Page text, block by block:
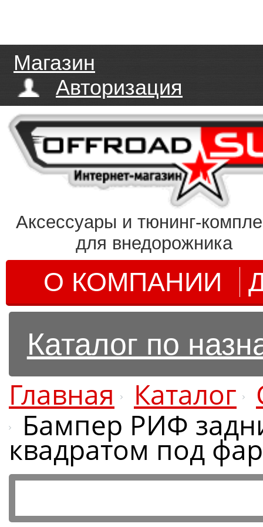
Магазин
Авторизация
Аксессуары и тюнинг-
для внедорожника
О КОМПАНИИ
Каталог по
Главная Каталог
Бампер РИФ
квадратом под